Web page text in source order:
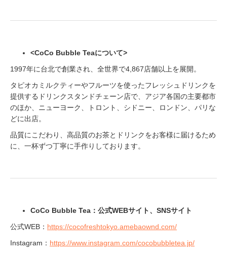
<CoCo Bubble Teaについて>
1997年に台北で創業され、全世界で4,867店舗以上を展開。
タピオカミルクティーやフルーツを使ったフレッシュドリンクを
提供するドリンクスタンドチェーン店で、アジア各国の主要都市
のほか、ニューヨーク、トロント、シドニー、ロンドン、パリな
どに出店。
品質にこだわり、高品質のお茶とドリンクをお客様に届けるため
に、一杯ずつ丁寧に手作りしております。
CoCo Bubble Tea：公式WEBサイト、SNSサイト
公式WEB： https://cocofreshtokyo.amebaownd.com/
Instagram： https://www.instagram.com/cocobubbletea.jp/